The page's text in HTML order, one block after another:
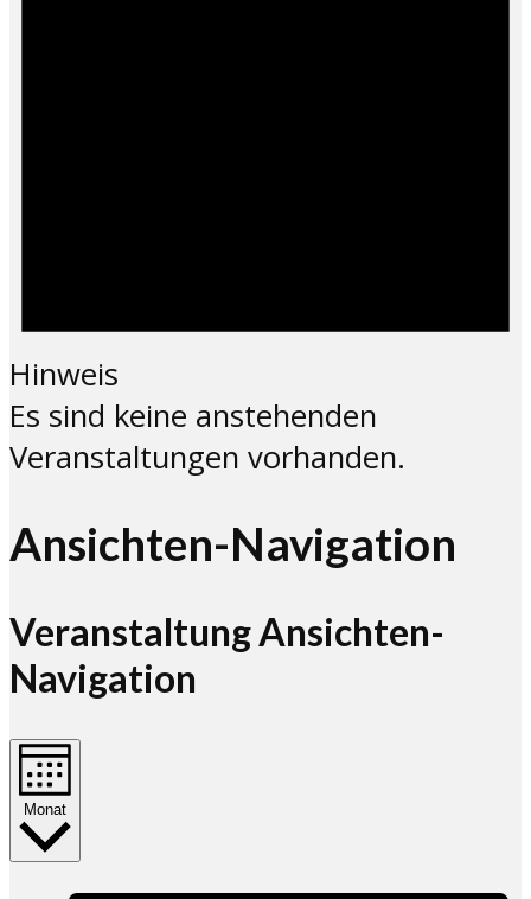
Hinweis
Es sind keine anstehenden
Veranstaltungen vorhanden.
Ansichten-Navigation
Veranstaltung Ansichten-
Navigation
Monat